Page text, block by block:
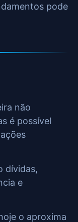
pode
não
é possível
dívidas,
e
o aproxima